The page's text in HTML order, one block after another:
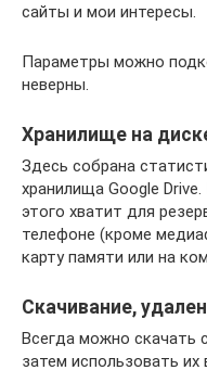
сайты и мои интересы.
Параметры можно
неверны.
Хранилище на
Здесь собрана
хранилища Google
этого хватит для
телефоне (кроме
карту памяти или на
Скачивание,
Всегда можно скачать
затем использовать их